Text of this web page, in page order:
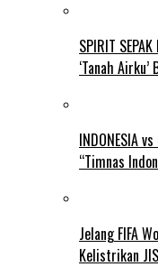
SPIRIT SEPAK
‘Tanah
INDONESIA
“Timnas
Jelang FIFA
Kelistrikan JIS